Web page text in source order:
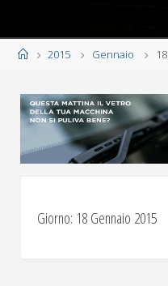
Home2015 Gennaio 18
Giorno: 18 Gennaio 2015